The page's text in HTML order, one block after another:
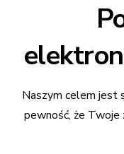
Naszym celem jest
pewność, że